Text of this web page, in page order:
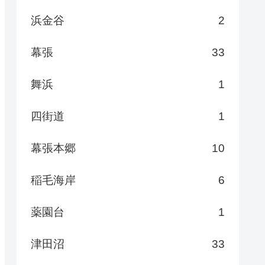
浜金谷 2
幕張 33
舞浜 1
四街道 1
幕張本郷 10
稲毛海岸 6
薬園台 1
津田沼 33